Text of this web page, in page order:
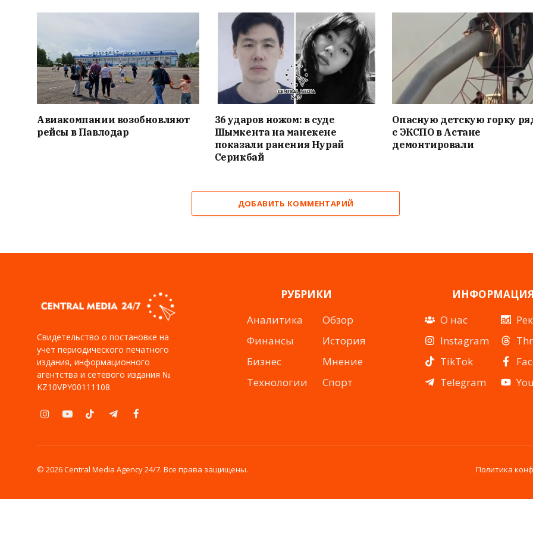
Авиакомпании возобновляют
рейсы в Павлодар
36 ударов ножом: в суде
Шымкента на манекене
показали ранения Нурай
Серикбай
Опасную детскую горку
с ЭКСПО в Астане
демонтировали
ДОБАВИТЬ КОММЕНТАРИЙ
Свидетельство о постановке на
учет периодического печатного
издания, информационного
агентства и сетевого издания №
KZ10VPY00111108
InstagramYouTubeTikTokTelegramFacebook
РУБРИКИ
Аналитика
Финансы
Бизнес
Технологии
Обзор
История
Мнение
Спорт
О нас
Instagram
TikTok
Telegram
© 2026 Central Media Agency 24/7. Все права защищены. Политика